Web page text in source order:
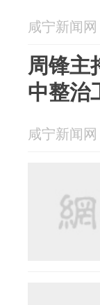
咸宁新闻
周锋主
中整治
咸宁新闻